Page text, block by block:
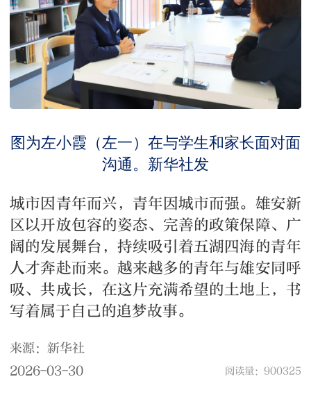
图为左小霞（左一）在与学生和家长面对面
沟通。新华社发
城市因青年而兴，青年因城市而强。雄安新
区以开放包容的姿态、完善的政策保障、广
阔的发展舞台，持续吸引着五湖四海的青年
人才奔赴而来。越来越多的青年与雄安同呼
吸、共成长，在这片充满希望的土地上，书
写着属于自己的追梦故事。
来源：新华社
2026-03-30
阅读量：900325